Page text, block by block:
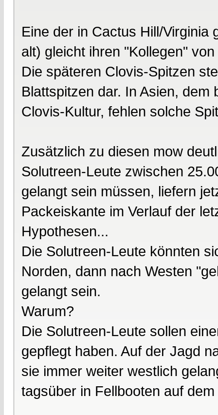
Eine der in Cactus Hill/Virginia
alt) gleicht ihren "Kollegen"
Die späteren Clovis-Spitzen
Blattspitzen dar. In Asien,
Clovis-Kultur, fehlen solche
Zusätzlich zu diesen mow
Solutreen-Leute zwischen
gelangt sein müssen, liefern
Packeiskante im Verlauf der
Hypothesen...
Die Solutreen-Leute könnten
Norden, dann nach Westen
gelangt sein.
Warum?
Die Solutreen-Leute sollen
gepflegt haben. Auf der Jagd
sie immer weiter westlich
tagsüber in Fellbooten auf